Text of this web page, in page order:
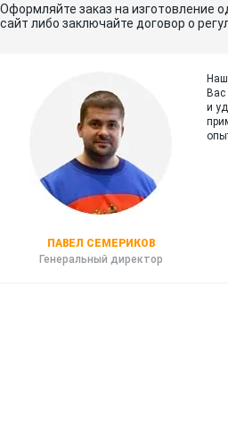
Оформляйте заказ на изготовление
сайт либо заключайте договор о
ПАВЕЛ СЕМЕРИКОВ
Генеральный директор
и